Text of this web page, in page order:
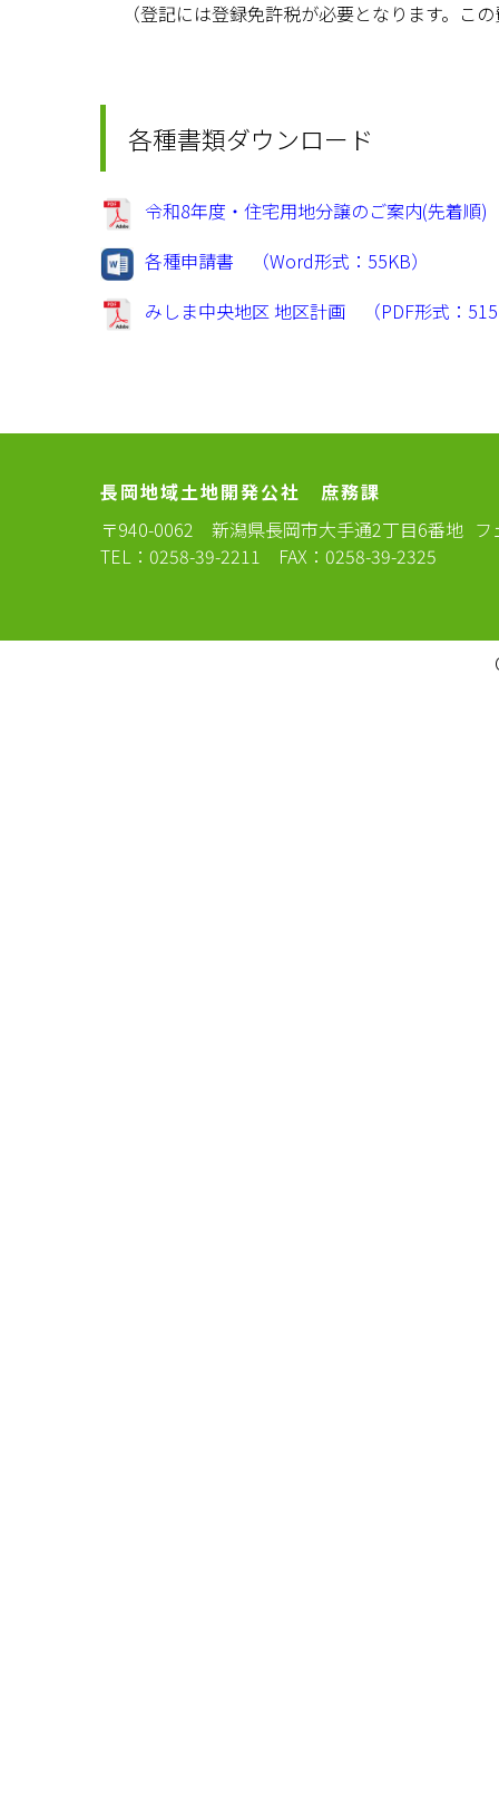
（登記には登録免許税が必要となります。こ
各種書類ダウンロード
令和8年度・住宅用地分譲のご案内(先着順
各種申請書 （Word形式：55KB）
みしま中央地区 地区計画 （PDF形式：
長岡地域土地開発公社 庶務課
〒940-0062 新潟県長岡市大手通2丁目6番地 フ
TEL：0258-39-2211 FAX：0258-39-2325